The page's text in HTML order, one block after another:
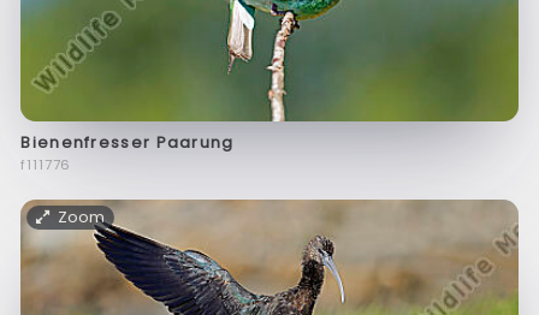
Bienenfresser Paarung
f111776
Zoom